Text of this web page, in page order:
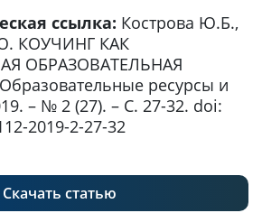
ссылка: Кострова Ю.Б.,
КОУЧИНГ КАК
ОБРАЗОВАТЕЛЬНАЯ
ресурсы и
– № 2 (27). – С. 27-32. doi:
2019-2-27-32
Скачать статью